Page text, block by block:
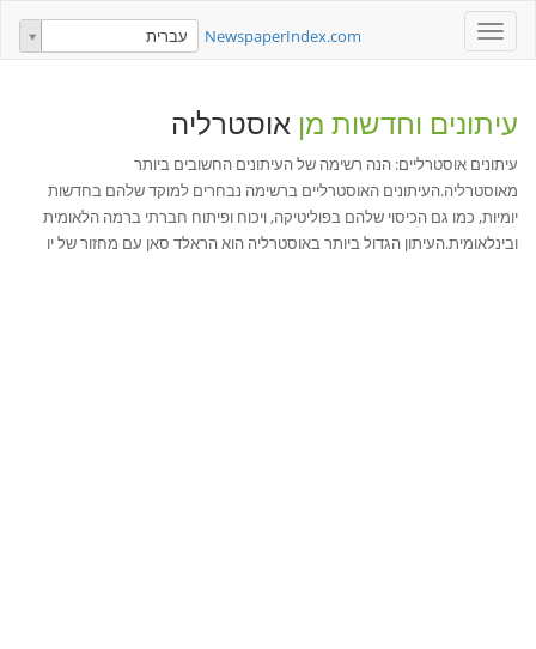
Toggle
navigation
NewspaperIndex.com עברית
עיתונים וחדשות מן אוסטרליה
עיתונים אוסטרליים: הנה רשימה של העיתונים החשובים ביותר
מאוסטרליה.העיתונים האוסטרליים ברשימה נבחרים למוקד שלהם בחדשות
יומיות, כמו גם הכיסוי שלהם בפוליטיקה, ויכוח ופיתוח חברתי ברמה הלאומית
ובינלאומית.העיתון הגדול ביותר באוסטרליה הוא הראלד סאן עם מחזור של יו